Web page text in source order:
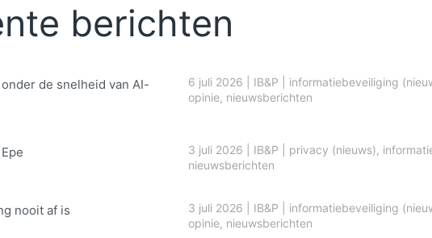
berichten
de snelheid van AI-
6 juli 2026 IB&P
informatiebeveiliging
opinie, nieuwsberichten
3 juli 2026 IB&P privacy (nieuws),
nieuwsberichten
nooit af is 3 juli 2026 IB&P
informatiebeveiliging
opinie, nieuwsberichten